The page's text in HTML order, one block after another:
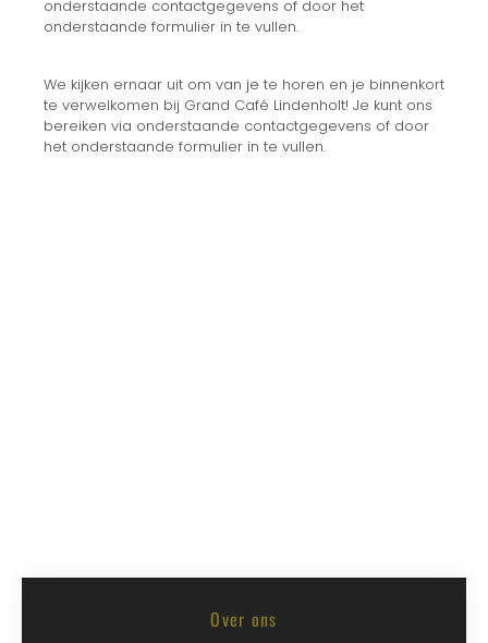
onderstaande contactgegevens of door het
onderstaande formulier in te vullen.
We kijken ernaar uit om van je te horen en je binnenkort
te verwelkomen bij Grand Café Lindenholt! Je kunt ons
bereiken via onderstaande contactgegevens of door
het onderstaande formulier in te vullen.
Over ons